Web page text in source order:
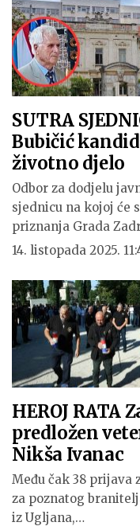
SUTRA
Bubičić
životno djelo
Odbor za dodjelu
sjednicu na kojoj će
priznanja Grada
14. listopada 2025.
HEROJ RATA
predložen
Nikša Ivanac
Među čak 38 prijava
za poznatog
iz Ugljana,…